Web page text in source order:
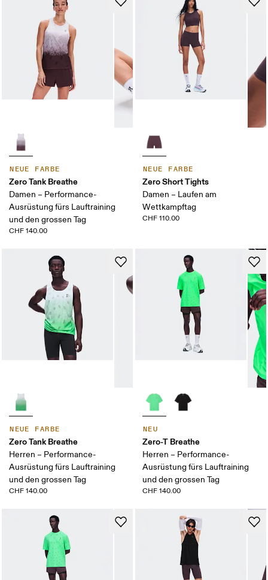
NEUE FARBE
Zero Tank Breathe
Damen – Performance-
Ausrüstung fürs Lauftraining
und den grossen Tag
CHF 140.00
NEUE FARBE
Zero Short Tights
Damen – Laufen am
Wettkampftag
CHF 110.00
NEUE FARBE
Zero Tank Breathe
Herren – Performance-
Ausrüstung fürs Lauftraining
und den grossen Tag
CHF 140.00
NEU
Zero-T Breathe
Herren – Performance-
Ausrüstung fürs Lauftraining
und den grossen Tag
CHF 140.00